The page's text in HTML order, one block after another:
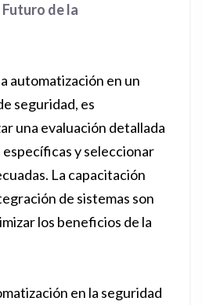
de la
automatización en un
seguridad, es
una evaluación detallada
específicas y seleccionar
La capacitación
de sistemas son
los beneficios de la
en la seguridad